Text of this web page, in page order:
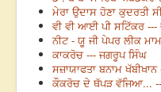
ਮੇਰਾ ਉਦਾਸ ਹੋਣਾ ਕੁਦਰਤੀ
ਵੀ ਵੀ ਆਈ ਪੀ ਸਟਿੱਕਰ
ਨੀਟ - ਯੂ ਜੀ ਪੇਪਰ ਲੀਕ
ਕਾਕਰੋਚ --- ਜਗਰੂਪ ਸਿੰਘ
ਸਜ਼ਾਯਾਫਤਾ ਬਨਾਮ
ਕੌਕਰੋਚ ਦੇ ਥੱਪੜ ਵੱਜਿਆ...